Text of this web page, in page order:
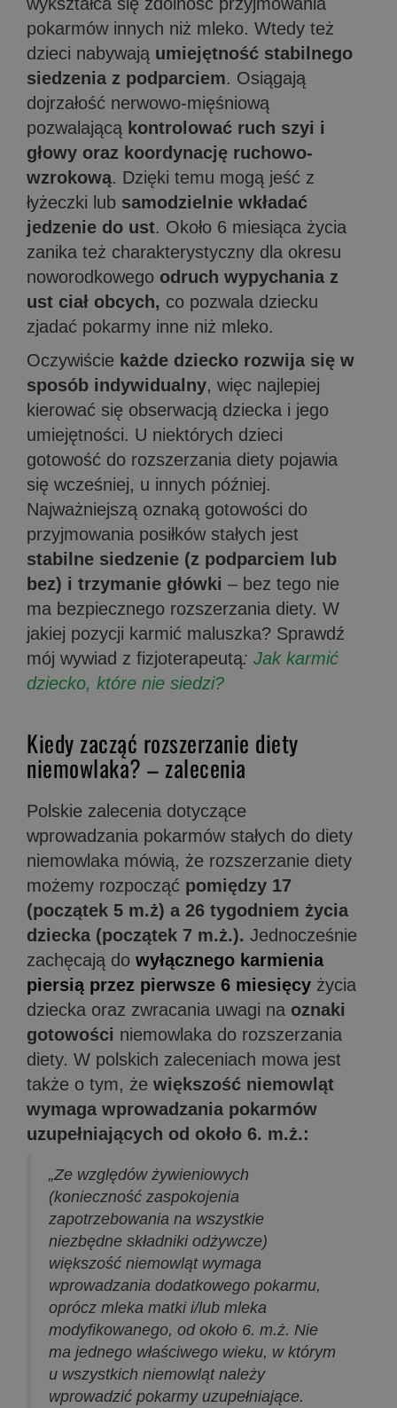
pokarmów innych niż mleko. Wtedy też
dzieci nabywają umiejętność stabilnego
siedzenia z podparciem. Osiągają
dojrzałość nerwowo-mięśniową
pozwalającą kontrolować ruch szyi i
głowy oraz koordynację ruchowo-
wzrokową. Dzięki temu mogą jeść z
łyżeczki lub samodzielnie wkładać
jedzenie do ust. Około 6 miesiąca życia
zanika też charakterystyczny dla okresu
noworodkowego odruch wypychania z
ust ciał obcych, co pozwala dziecku
zjadać pokarmy inne niż mleko.
Oczywiście każde dziecko rozwija się w
sposób indywidualny, więc najlepiej
kierować się obserwacją dziecka i jego
umiejętności. U niektórych dzieci
gotowość do rozszerzania diety pojawia
się wcześniej, u innych później.
Najważniejszą oznaką gotowości do
przyjmowania posiłków stałych jest
stabilne siedzenie (z podparciem lub
bez) i trzymanie główki – bez tego nie
ma bezpiecznego rozszerzania diety. W
jakiej pozycji karmić maluszka? Sprawdź
mój wywiad z fizjoterapeutą: Jak karmić
dziecko, które nie siedzi?
Kiedy zacząć rozszerzanie diety
niemowlaka? – zalecenia
Polskie zalecenia dotyczące
wprowadzania pokarmów stałych do diety
niemowlaka mówią, że rozszerzanie diety
możemy rozpocząć pomiędzy 17
(początek 5 m.ż) a 26 tygodniem życia
dziecka (początek 7 m.ż.). Jednocześnie
zachęcają do wyłącznego karmienia
piersią przez pierwsze 6 miesięcy życia
dziecka oraz zwracania uwagi na oznaki
gotowości niemowlaka do rozszerzania
diety. W polskich zaleceniach mowa jest
także o tym, że większość niemowląt
wymaga wprowadzania pokarmów
uzupełniających od około 6. m.ż.:
„Ze względów żywieniowych
(konieczność zaspokojenia
zapotrzebowania na wszystkie
niezbędne składniki odżywcze)
większość niemowląt wymaga
wprowadzania dodatkowego pokarmu,
oprócz mleka matki i/lub mleka
modyfikowanego, od około 6. m.ż. Nie
ma jednego właściwego wieku, w którym
u wszystkich niemowląt należy
wprowadzić pokarmy uzupełniające.